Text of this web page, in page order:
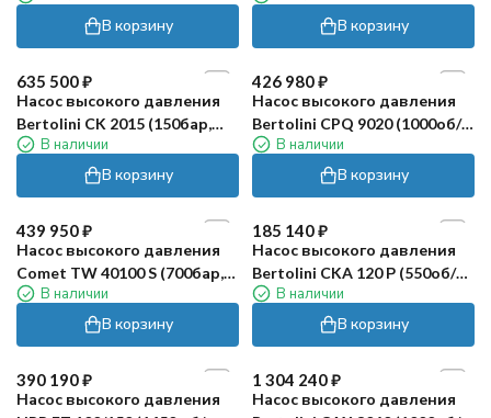
В корзину В корзину
635 500₽
Насос высокого давления
Bertolini CK 2015 (150бар,
193л/мин, 1450об/мин)
В наличии
В корзину
426 980₽
Насос высокого давления
Bertolini CPQ 9020 (1000об/
мин)В наличии
В корзину
439 950₽
Насос высокого давления
Comet TW 40100 S (700бар,
14л/мин)
В наличии
В корзину
185 140₽
Насос высокого давления
Bertolini CKA 120 Р (550об/
мин)В наличии
В корзину
390 190₽
Насос высокого давления
1 304 240₽
Насос высокого давления